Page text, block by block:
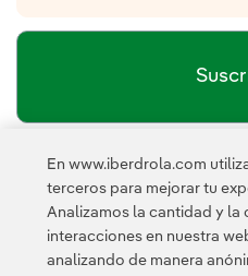
Newsletter
Enlace
Esta página está protegida
Política de privacidad
En www.iberdrola.com
terceros para mejorar tu
Analizamos la cantidad y la
interacciones en nuestra
analizando de manera